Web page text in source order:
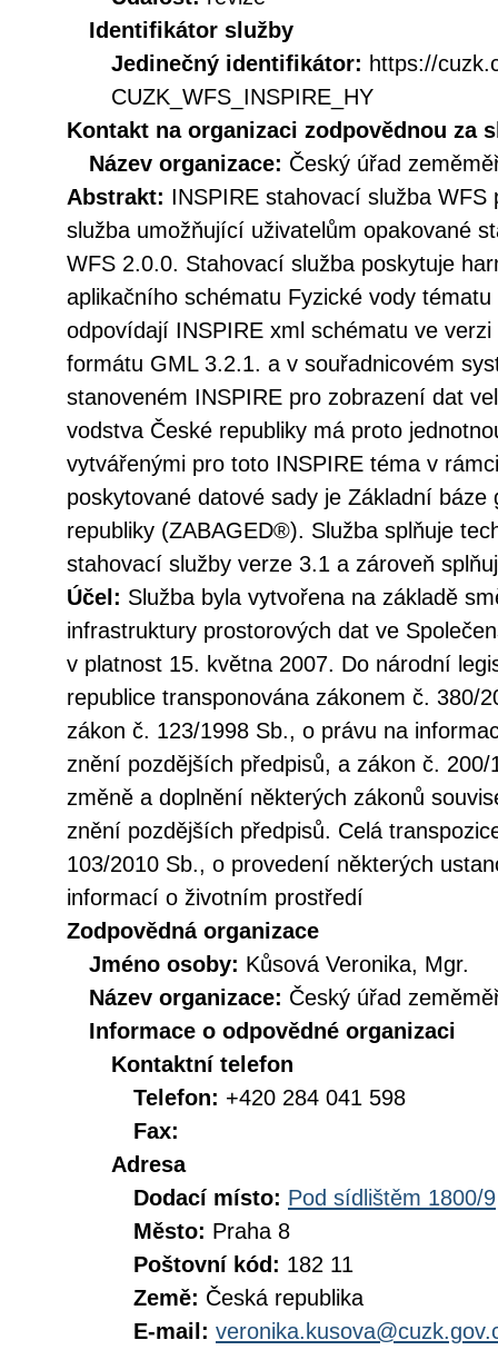
Identifikátor služby
Jedinečný identifikátor: https://
CUZK_WFS_INSPIRE_HY
Kontakt na organizaci zodpovědnou za
Název organizace: Český úřad
Abstrakt: INSPIRE stahovací služba WFS
služba umožňující uživatelům opakované
WFS 2.0.0. Stahovací služba poskytuje
aplikačního schématu Fyzické vody
odpovídají INSPIRE xml schématu ve
formátu GML 3.2.1. a v souřadnicovém
stanoveném INSPIRE pro zobrazení dat
vodstva České republiky má proto
vytvářenými pro toto INSPIRE téma v
poskytované datové sady je Základní báze
republiky (ZABAGED®). Služba splňuje
stahovací služby verze 3.1 a zároveň
Účel: Služba byla vytvořena na základě
infrastruktury prostorových dat ve
v platnost 15. května 2007. Do národní
republice transponována zákonem č. 380/
zákon č. 123/1998 Sb., o právu na
znění pozdějších předpisů, a zákon č.
změně a doplnění některých zákonů
znění pozdějších předpisů. Celá
103/2010 Sb., o provedení některých
informací o životním prostředí
Zodpovědná organizace
Jméno osoby: Kůsová Veronika, Mgr.
Název organizace: Český úřad
Informace o odpovědné organizaci
Kontaktní telefon
Telefon: +420 284 041 598
Fax:
Adresa
Dodací místo: Pod sídlištěm 1800/9
Město: Praha 8
Poštovní kód: 182 11
Země: Česká republika
E-mail: